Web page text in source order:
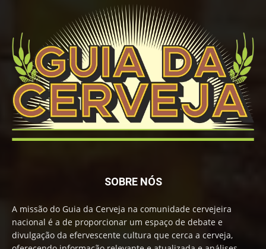
SOBRE NÓS
A missão do Guia da Cerveja na comunidade cervejeira
nacional é a de proporcionar um espaço de debate e
divulgação da efervescente cultura que cerca a cerveja,